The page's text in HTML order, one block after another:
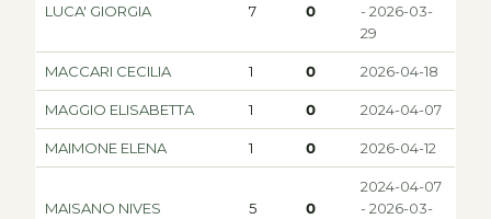
LUCA' GIORGIA 7 0
- 2026-03-
29
MACCARI CECILIA 1 0 2026-04-18
MAGGIO ELISABETTA 1 0 2024-04-07
MAIMONE ELENA 1 0 2026-04-12
MAISANO NIVES 5 0
2024-04-07
- 2026-03-